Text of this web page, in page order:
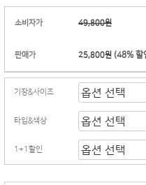
소비자가 49,800원
판매가 25,800원 (48% 할
기장&사이즈
타입&색상
1+1할인